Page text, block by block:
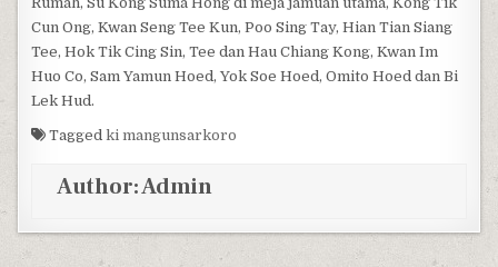
Cun Ong, Kwan Seng Tee Kun, Poo Sing Tay, Hian Tian Siang
Tee, Hok Tik Cing Sin, Tee dan Hau Chiang Kong, Kwan Im
Huo Co, Sam Yamun Hoed, Yok Soe Hoed, Omito Hoed dan Bi
Lek Hud.
Taggedki mangunsarkoro
Author:Admin